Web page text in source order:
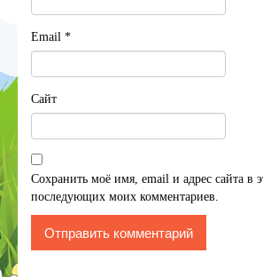
Email *
Сайт
Сохранить моё имя, email и адрес сайта в
последующих моих комментариев.